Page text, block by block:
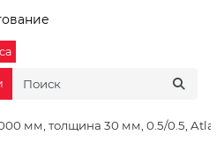
мм, толщина 30 мм, 0.5/0.5, Atlas